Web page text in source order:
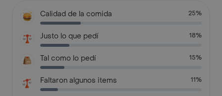
Calidad de la comida 25%
Justo lo que pedí 18%
Tal como lo pedí 15%
Faltaron algunos items 11%